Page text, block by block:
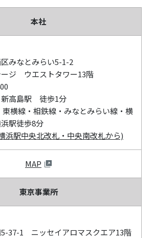
本社
みなとみらい5-1-2
ジ ウエストタワー13階
高島駅 徒歩1分
横線・相鉄線・みなとみらい線・横
駅徒歩8分
浜駅中央北改札・中央南改札から)
MAP
東京事業所
37-1 ニッセイアロマスクエア13階